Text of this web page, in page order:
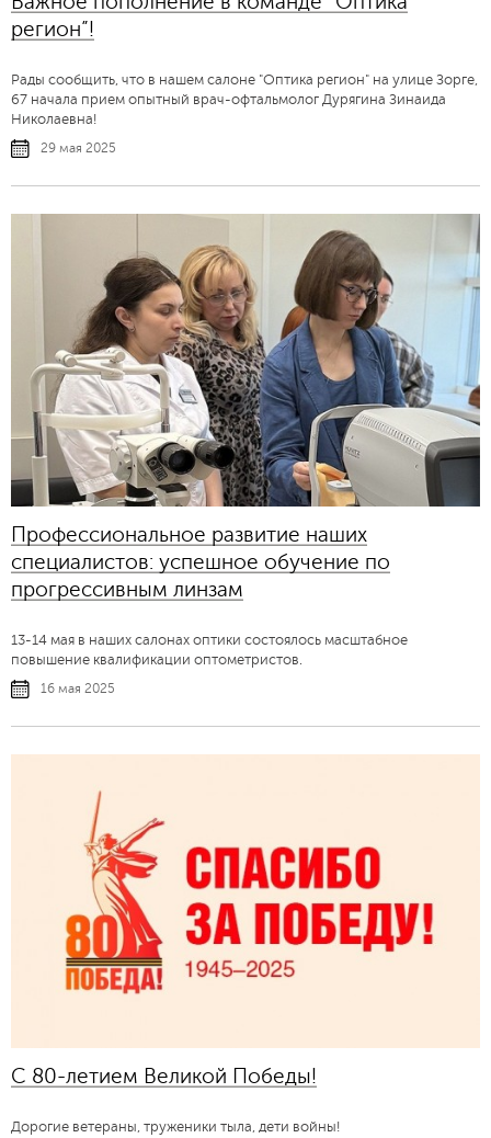
регион”!
Рады сообщить, что в нашем салоне "Оптика регион" на улице Зорге,
67 начала прием опытный врач-офтальмолог Дурягина Зинаида
Николаевна!
29 мая 2025
Профессиональное развитие наших
специалистов: успешное обучение по
прогрессивным линзам
13-14 мая в наших салонах оптики состоялось масштабное
повышение квалификации оптометристов.
16 мая 2025
C 80-летием Великой Победы!
Дорогие ветераны, труженики тыла, дети войны!